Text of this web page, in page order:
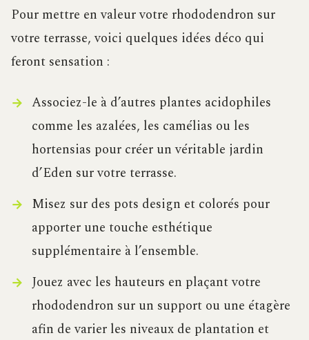
Pour mettre en valeur votre rhododendron sur
votre terrasse, voici quelques idées déco qui
feront sensation :
Associez-le à d’autres plantes acidophiles
comme les azalées, les camélias ou les
hortensias pour créer un véritable jardin
d’Eden sur votre terrasse.
Misez sur des pots design et colorés pour
apporter une touche esthétique
supplémentaire à l’ensemble.
Jouez avec les hauteurs en plaçant votre
rhododendron sur un support ou une étagère
afin de varier les niveaux de plantation et